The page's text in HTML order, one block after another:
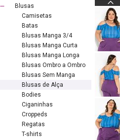
Blusas
Camisetas
Batas
Blusas Manga 3/4
Blusas Manga Curta
Blusas Manga Longa
Blusas Ombro a Ombro
Blusas Sem Manga
Blusas de Alça
Bodies
Ciganinhas
Croppeds
Regatas
T-shirts